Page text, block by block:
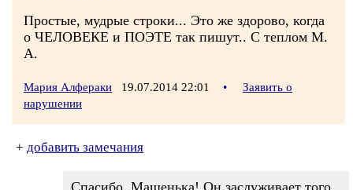
Простые, мудрые строки... Это же здорово, когда
о ЧЕЛОВЕКЕ и ПОЭТЕ так пишут.. С теплом М.
А.
Мария Алфераки 19.07.2014 22:01 •
Заявить о
нарушении
+ добавить замечания
Спасибо, Машенька! Он заслуживает того.